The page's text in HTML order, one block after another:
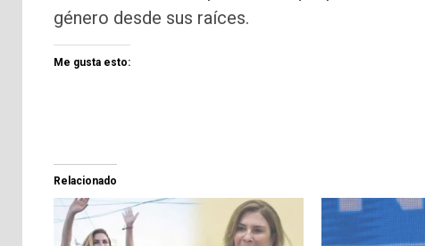
género desde sus raíces.
Me gusta esto:
Relacionado